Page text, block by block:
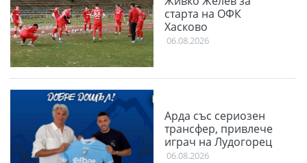
старта на ОФК
Хасково
06.08.2026
Арда със сериозен
трансфер, привлече
играч на Лудогорец
06.08.2026